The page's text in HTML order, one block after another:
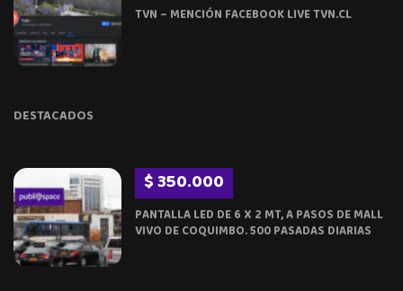
TVN – MENCIÓN FACEBOOK LIVE TVN.CL
DESTACADOS
$ 350.000
PANTALLA LED DE 6 X 2 MT, A PASOS DE MALL
VIVO DE COQUIMBO. 500 PASADAS DIARIAS